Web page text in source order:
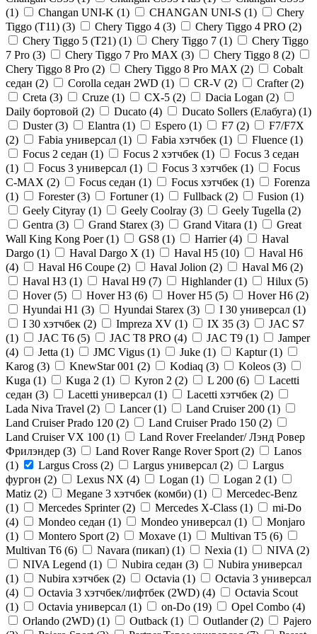
(1) Changan UNI-K (1) CHANGAN UNI-S (1)
Chery
Tiggo (Т11) (3) Chery Tiggo 4 (3) Chery Tiggo 4 PRO (2)
Chery Tiggo 5 (Т21) (1) Chery Tiggo 7 (1)
Chery Tiggo
7 Pro (3) Chery Tiggo 7 Pro MAX (3) Chery Tiggo 8 (2)
Chery Tiggo 8 Pro (2) Chery Tiggo 8 Pro MAX (2)
Cobalt
седан (2) Corolla седан 2WD (1) CR-V (2) Crafter (2)
Creta (3) Cruze (1) CX-5 (2) Dacia Logan (2)
Daily бортовой (2) Ducato (4) Ducato Sollers (Елабуга) (1)
Duster (3) Elantra (1) Espero (1) F7 (2)
F7/F7X
(2) Fabia универсал (1) Fabia хэтчбек (1) Fluence (1)
Focus 2 седан (1) Focus 2 хэтчбек (1)
Focus 3 седан
(1) Focus 3 универсал (1) Focus 3 хэтчбек (1)
Focus
C-MAX (2) Focus седан (1) Focus хэтчбек (1)
Forenza
(1) Forester (3) Fortuner (1) Fullback (2) Fusion (1)
Geely Cityray (1) Geely Coolray (3) Geely Tugella (2)
Gentra (3) Grand Starex (3) Grand Vitara (1)
Great
Wall King Kong Poer (1) GS8 (1) Harrier (4)
Haval
Dargo (1) Haval Dargo Х (1) Haval H5 (10)
Haval H6
(4) Haval H6 Coupe (2) Haval Jolion (2) Haval M6 (2)
Haval Н3 (1) Haval Н9 (7) Highlander (1) Hilux (5)
Hover (5) Hover H3 (6) Hover H5 (5) Hover H6 (2)
Hyundai H1 (3) Hyundai Starex (3) I 30 универсал (1)
I 30 хэтчбек (2) Impreza XV (1) IX 35 (3)
JAC S7
(1) JAC T6 (5) JAC T8 PRO (4) JAC T9 (1)
Jamper
(4) Jetta (1) JMC Vigus (1) Juke (1) Kaptur (1)
Karog (3) KnewStar 001 (2) Kodiaq (3) Koleos (3)
Kuga (1) Kuga 2 (1) Kyron 2 (2) L 200 (6)
Lacetti
седан (3) Lacetti универсал (1) Lacetti хэтчбек (2)
Lada Niva Travel (2) Lancer (1) Land Cruiser 200 (1)
Land Cruiser Prado 120 (2) Land Cruiser Prado 150 (2)
Land Cruiser VX 100 (1)
Land Rover Freelander/ Лэнд Ровер
Фрилэндер (3) Land Rover Range Rover Sport (2)
Lanos
(1) Largus Cross (2) Largus универсал (2)
Largus
фургон (2) Lexus NX (4) Logan (1) Logan 2 (1)
Matiz (2) Megane 3 хэтчбек (комби) (1)
Mercedec-Benz
(1) Mercedes Sprinter (2) Mercedes X-Class (1)
mi-Do
(4) Mondeo седан (1) Mondeo универсал (1)
Monjaro
(1) Montero Sport (2) Moxave (1) Multivan T5 (6)
Multivan T6 (6) Navara (пикап) (1) Nexia (1) NIVA (2)
NIVA Legend (1) Nubira седан (3)
Nubira универсал
(1) Nubira хэтчбек (2) Octavia (1)
Octavia 3 универсал
(4) Octavia 3 хэтчбек/лифтбек (2WD) (4)
Octavia Scout
(1) Octavia универсал (1) on-Do (19) Opel Combo (4)
Orlando (2WD) (1) Outback (1) Outlander (2)
Pajero